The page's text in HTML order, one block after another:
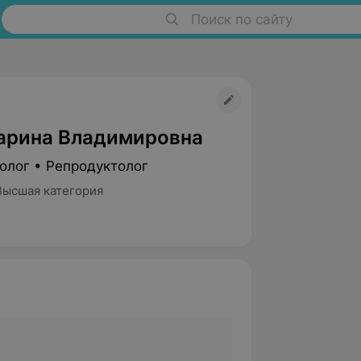
Поиск по сайту
Владимировна
• Репродуктолог
категория